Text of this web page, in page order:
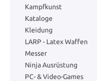
Kampfkunst
Kataloge
Kleidung
LARP - Latex Waffen
Messer
Ninja Ausrüstung
PC- & Video-Games